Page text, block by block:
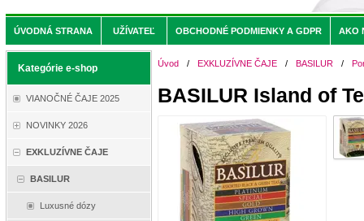
ÚVODNÁ STRANA UŽÍVATEĽ OBCHODNÉ PODMIENKY A GDPR AKO
Kategórie e-shop
VIANOČNÉ ČAJE 2025
NOVINKY 2026
EXKLUZÍVNE ČAJE
BASILUR
Luxusné dózy
Úvod / EXKLUZÍVNE ČAJE / BASILUR /
BASILUR Island of